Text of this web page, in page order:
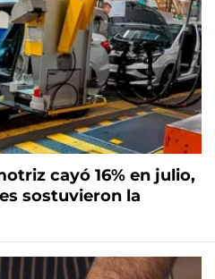
cayó 16% en julio,
sostuvieron la